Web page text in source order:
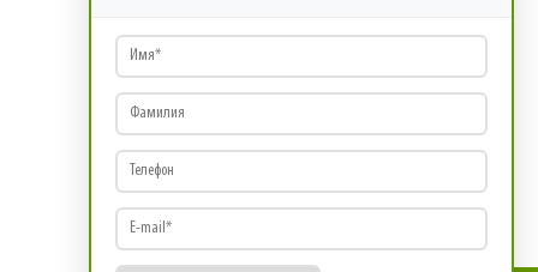
Имя
Фамилия
Телефон
E-mail